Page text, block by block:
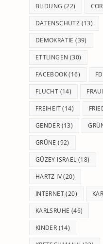
BILDUNG (22)
DATENSCHUTZ (13)
DEMOKRATIE (39)
ETTLINGEN (30)
FACEBOOK(16)
FLUCHT (14)
FREIHEIT(14)
GENDER (13)
GRÜNE (92)
GÜZEY ISRAEL (18)
HARTZ IV(20)
INTERNET(20)
KARLSRUHE (46)
KINDER (14)